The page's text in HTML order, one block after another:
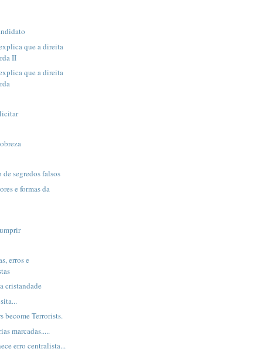
que a direita
II
que a direita
de segredos falsos
e formas da
erros e
cristandade
become Terrorists.
marcadas.....
erro centralista...